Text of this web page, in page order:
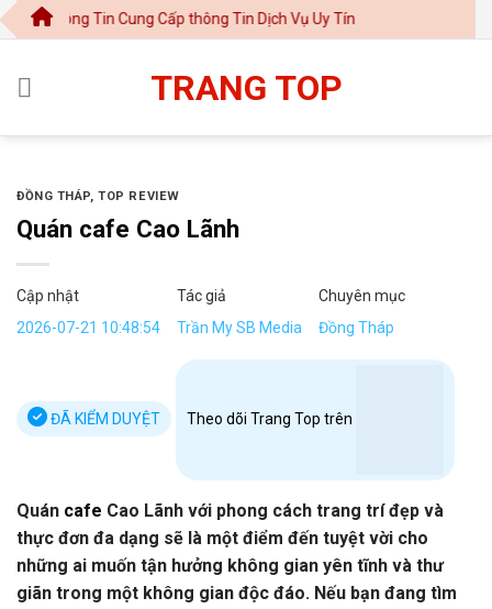
Chuyển
đến
dung
Tin Cung Cấp thông Tin Dịch Vụ Uy Tín
TRANG TOP
ĐỒNG THÁP,TOP REVIEW
Quán cafe Cao Lãnh
Cập nhật
2026-07-21 10:48:54
Tác giả
Trần My SB Media
Chuyên mục
Đồng Tháp
ĐÃ KIỂM DUYỆT Theo dõi Trang Top trên
Quán cafe Cao Lãnh với phong cách trang trí đẹp và
thực đơn đa dạng sẽ là một điểm đến tuyệt vời cho
những ai muốn tận hưởng không gian yên tĩnh và thư
giãn trong một không gian độc đáo. Nếu bạn đang tìm